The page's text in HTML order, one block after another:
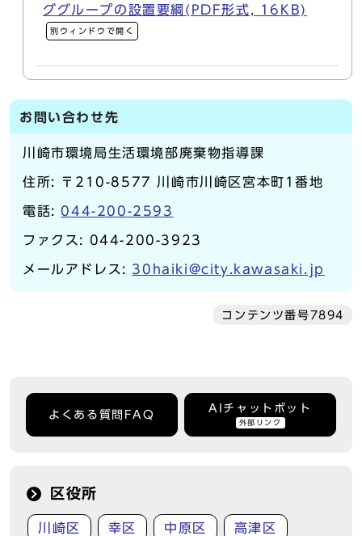
ググループの設置要綱(PDF形式, 16KB)
別ウィンドウで開く
お問い合わせ先
川崎市環境局生活環境部廃棄物指導課
住所: 〒210-8577 川崎市川崎区宮本町1番地
電話: 044-200-2593
ファクス: 044-200-3923
メールアドレス: 30haiki@city.kawasaki.jp
コンテンツ番号7894
よくある質問FAQ
AIチャットボット
外部リンク
区役所
川崎区 幸区 中原区 高津区